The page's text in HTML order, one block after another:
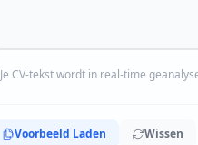
Je CV-tekst wordt in real-time
Voorbeeld Laden Wissen